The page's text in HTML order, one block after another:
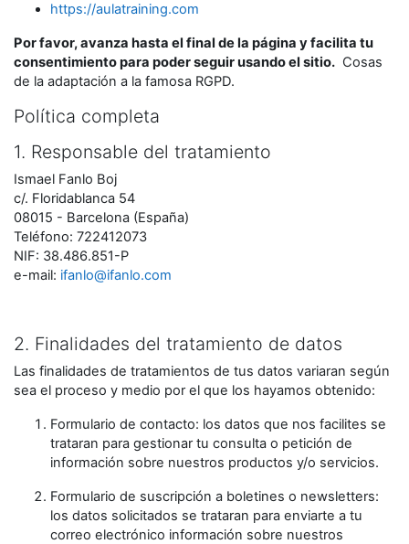
https://aulatraining.com
Por favor, avanza hasta el final de la página y facilita tu
consentimiento para poder seguir usando el sitio. Cosas
de la adaptación a la famosa RGPD.
Política completa
1. Responsable del tratamiento
Ismael Fanlo Boj
c/. Floridablanca 54
08015 - Barcelona (España)
Teléfono: 722412073
NIF: 38.486.851-P
e-mail: ifanlo@ifanlo.com
2. Finalidades del tratamiento de datos
Las finalidades de tratamientos de tus datos variaran según
sea el proceso y medio por el que los hayamos obtenido:
Formulario de contacto: los datos que nos facilites se
trataran para gestionar tu consulta o petición de
información sobre nuestros productos y/o servicios.
Formulario de suscripción a boletines o newsletters:
los datos solicitados se trataran para enviarte a tu
correo electrónico información sobre nuestros